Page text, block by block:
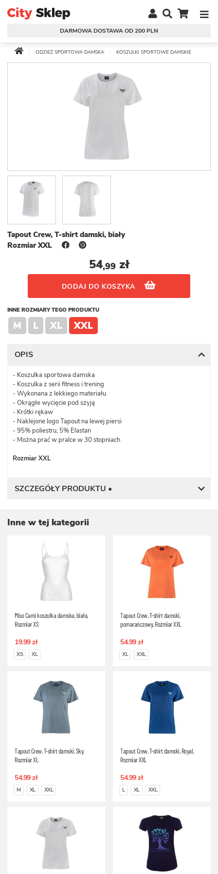
DARMOWA DOSTAWA OD 200 PLN
ODZIEŻ SPORTOWA DAMSKA KOSZULKI SPORTOWE DAMSKIE
Tapout Crew, T-shirt damski, biały
Rozmiar XXL
54,99zł
DODAJ DO KOSZYKA
INNE ROZMIARY TEGO PRODUKTU
M L XL XXL
OPIS
- Koszulka sportowa damska
- Koszulka z serii fitness i trening
- Wykonana z lekkiego materiału
- Okrągłe wycięcie pod szyją
- Krótki rękaw
- Naklejone logo Tapout na lewej piersi
- 95% poliestru, 5% Elastan
- Można prać w pralce w 30 stopniach
Rozmiar XXL
SZCZEGÓŁY PRODUKTU •
Inne w tej kategorii
Miso Cami koszulka damska, biała,
Rozmiar XS
19.99 zł
XS XL
Tapout Crew, T-shirt damski,
pomarańczowy, Rozmiar XXL
54.99 zł
XL XXL
Tapout Crew, T-shirt damski, Sky,
Rozmiar XL
54.99 zł
M XL XXL
Tapout Crew, T-shirt damski, Royal,
Rozmiar XXL
54.99 zł
L XL XXL